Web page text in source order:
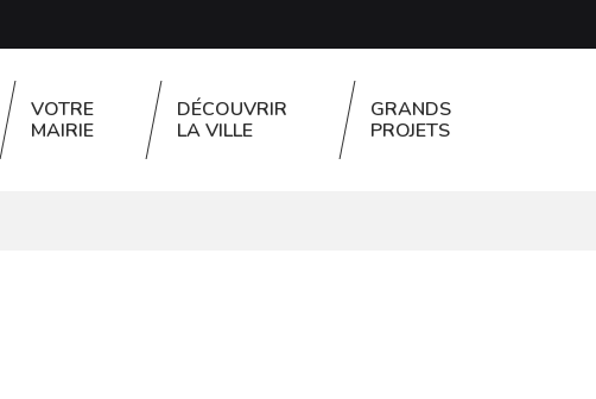
VOTRE
MAIRIE
DÉCOUVRIR
LA VILLE
GRANDS
PROJETS